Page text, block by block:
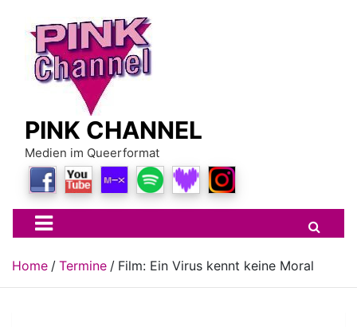
content
PINK CHANNEL
Medien im Queerformat
Home Termine Film: Ein Virus kennt keine Moral